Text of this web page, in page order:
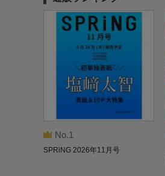
No.1
SPRiNG 2026年11月号